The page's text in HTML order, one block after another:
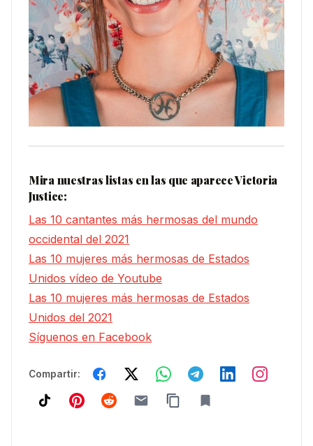
Mira nuestras listas en las que aparece Victoria
Justice:
Las 10 cantantes más hermosas del mundo
occidental del 2021
Las 10 mujeres más hermosas de Estados
Unidos vídeo de Youtube
Las 10 mujeres más hermosas de Estados
Unidos del 2021
Síguenos en Facebook
Compartir: